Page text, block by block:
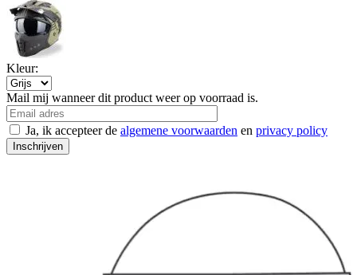
Kleur:
Mail mij wanneer dit product weer op voorraad is.
Ja, ik accepteer de algemene voorwaarden en privacy policy
Inschrijven